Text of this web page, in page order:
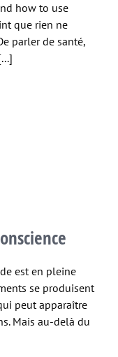
how to use
que rien ne
parler de santé,
est en pleine
se produisent
peut apparaître
Mais au-delà du